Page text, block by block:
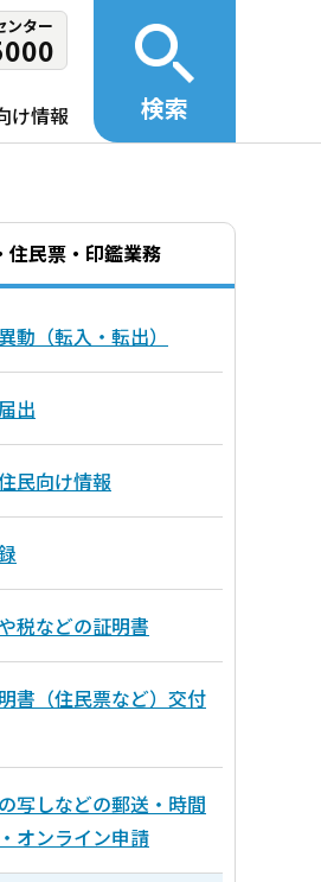
ンター
け情報 検索
住民票・印鑑業務
動（転入・転出）
出
民向け情報
税などの証明書
書（住民票など）交付
写しなどの郵送・時間
オンライン申請